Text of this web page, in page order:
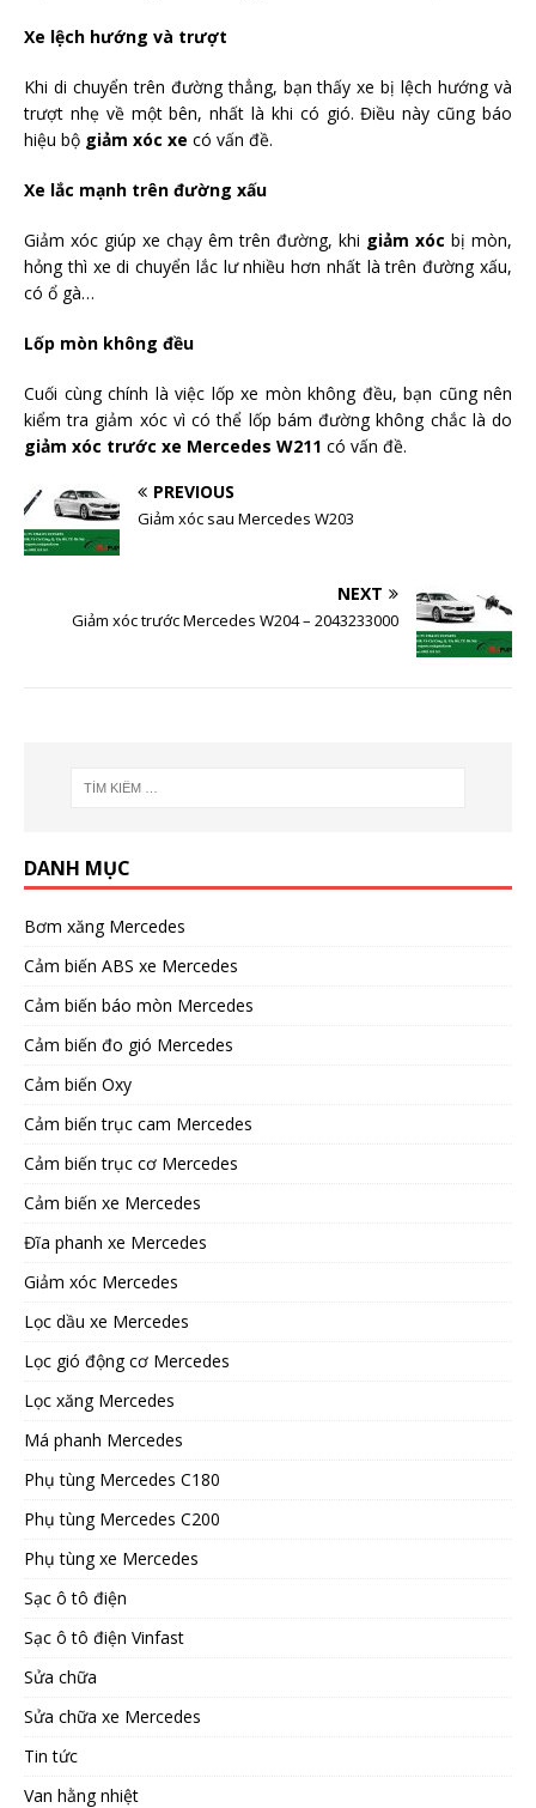
Xe lệch hướng và trượt
Khi di chuyển trên đường thẳng, bạn thấy xe bị lệch hướng và
trượt nhẹ về một bên, nhất là khi có gió. Điều này cũng báo
hiệu bộ giảm xóc xe có vấn đề.
Xe lắc mạnh trên đường xấu
Giảm xóc giúp xe chạy êm trên đường, khi giảm xóc bị mòn,
hỏng thì xe di chuyển lắc lư nhiều hơn nhất là trên đường xấu,
có ổ gà…
Lốp mòn không đều
Cuối cùng chính là việc lốp xe mòn không đều, bạn cũng nên
kiểm tra giảm xóc vì có thể lốp bám đường không chắc là do
giảm xóc trước xe Mercedes W211 có vấn đề.
PREVIOUS
Giảm xóc sau Mercedes W203
NEXT
Giảm xóc trước Mercedes W204 – 2043233000
DANH MỤC
Bơm xăng Mercedes
Cảm biến ABS xe Mercedes
Cảm biến báo mòn Mercedes
Cảm biến đo gió Mercedes
Cảm biến Oxy
Cảm biến trục cam Mercedes
Cảm biến trục cơ Mercedes
Cảm biến xe Mercedes
Đĩa phanh xe Mercedes
Giảm xóc Mercedes
Lọc dầu xe Mercedes
Lọc gió động cơ Mercedes
Lọc xăng Mercedes
Má phanh Mercedes
Phụ tùng Mercedes C180
Phụ tùng Mercedes C200
Phụ tùng xe Mercedes
Sạc ô tô điện
Sạc ô tô điện Vinfast
Sửa chữa
Sửa chữa xe Mercedes
Tin tức
Van hằng nhiệt